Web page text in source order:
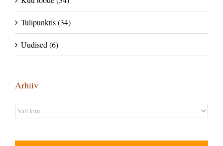
Tulipunktis (34)
Uudised (6)
Arhiiv
Arhiiv